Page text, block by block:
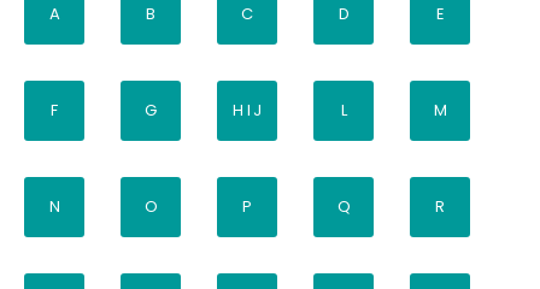
A B C D E
F G H I J L M
N O P Q R